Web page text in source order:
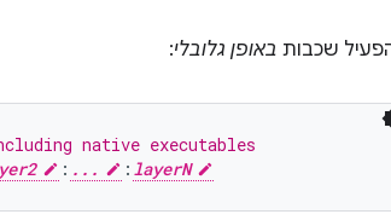
שכבות באופן גלובלי:
native executables
: ... : layerN